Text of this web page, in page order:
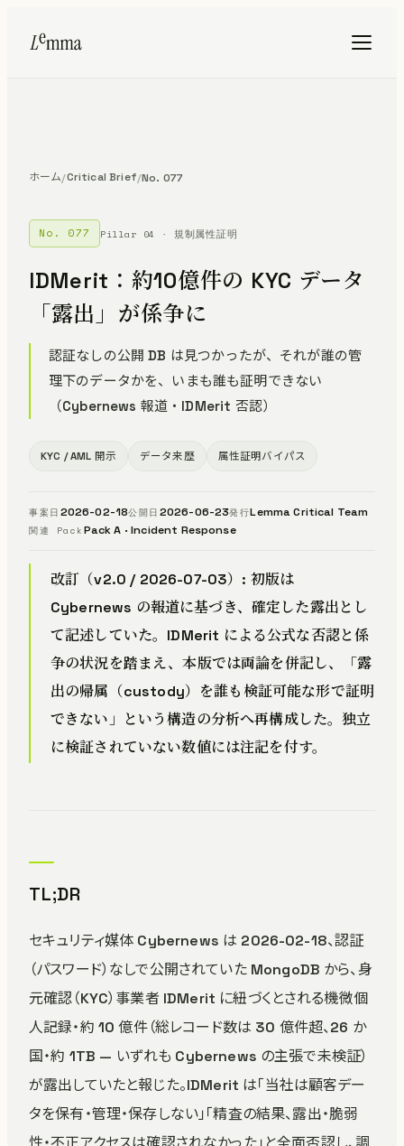
ホーム/Critical Brief/No. 077
No. 077 Pillar 04 · 規制属性証明
IDMerit：約10億件の KYC データ
「露出」が係争に
認証なしの公開 DB は見つかったが、それが誰の管
理下のデータかを、いまも誰も証明できない
（Cybernews 報道・IDMerit 否認）
KYC / AML 開示 データ来歴 属性証明バイパス
事案日 2026-02-18公開日 2026-06-23発行Lemma Critical Team
関連 Pack Pack A · Incident Response
改訂（v2.0 / 2026-07-03） : 初版は
Cybernews の報道に基づき、確定した露出とし
て記述していた。IDMerit による公式な否認と係
争の状況を踏まえ、本版では両論を併記し、「露
出の帰属（custody）を誰も検証可能な形で証明
できない」という構造の分析へ再構成した。独立
に検証されていない数値には注記を付す。
TL;DR
セキュリティ媒体 Cybernews は 2026-02-18、認証
（パスワード）なしで公開されていた MongoDB から、身
元確認（KYC）事業者 IDMerit に紐づくとされる機微個
人記録・約 10 億件（総レコード数は 30 億件超、26 か
国・約 1TB — いずれも Cybernews の主張で未検証）
が露出していたと報じた。IDMerit は「当社は顧客デー
タを保有・管理・保存しない」「精査の結果、露出・脆弱